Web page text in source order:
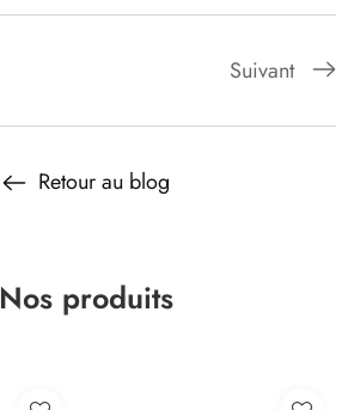
Suivant
Retour au blog
Nos produits